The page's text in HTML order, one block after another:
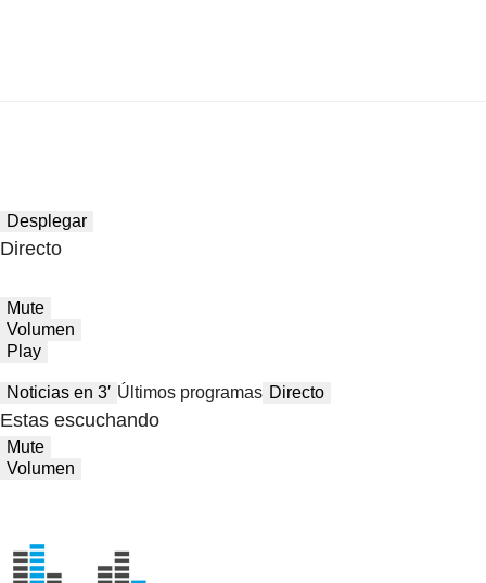
Desplegar
Directo
Mute
Volumen
Play
Noticias en 3′ Últimos programas Directo
Estas escuchando
Mute
Volumen